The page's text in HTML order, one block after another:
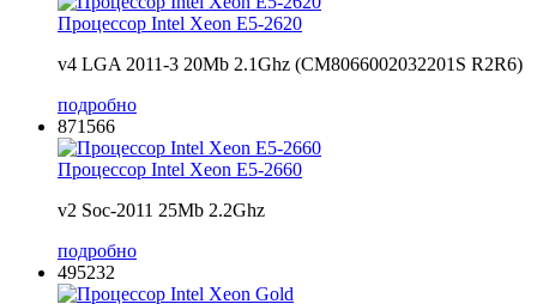
Процессор Intel Xeon E5-2620
v4 LGA 2011-3 20Mb 2.1Ghz (CM8066002032201S R2R6)
подробно
871566
Процессор Intel Xeon E5-2660
v2 Soc-2011 25Mb 2.2Ghz
подробно
495232